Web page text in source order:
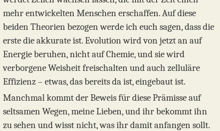
mehr entwickelten Menschen erschaffen. Auf diese
beiden Theorien bezogen werde ich euch sagen, dass die
erste die akkurate ist. Evolution wird von jetzt an auf
Energie beruhen, nicht auf Chemie, und sie wird
verborgene Weisheit freischalten und auch zelluläre
Effizienz – etwas, das bereits da ist, eingebaut ist.
Manchmal kommt der Beweis für diese Prämisse auf
seltsamen Wegen, meine Lieben, und ihr bekommt ihn
zu sehen und wisst nicht, was ihr damit anfangen sollt.